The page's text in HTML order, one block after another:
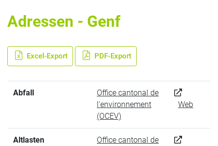
Adressen - Genf
Excel-Export PDF-Export
Abfall
Office cantonal de
l'environnement
(OCEV)
Web
Altlasten
Office cantonal de